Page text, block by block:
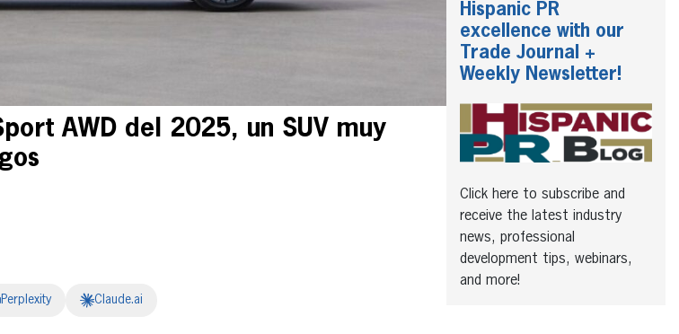
AWD del 2025, un SUV muy
Perplexity Claude.ai
Hispanic PR
excellence with our
Trade Journal +
Weekly Newsletter!
Click here to subscribe and
receive the latest industry
news, professional
development tips, webinars,
and more!